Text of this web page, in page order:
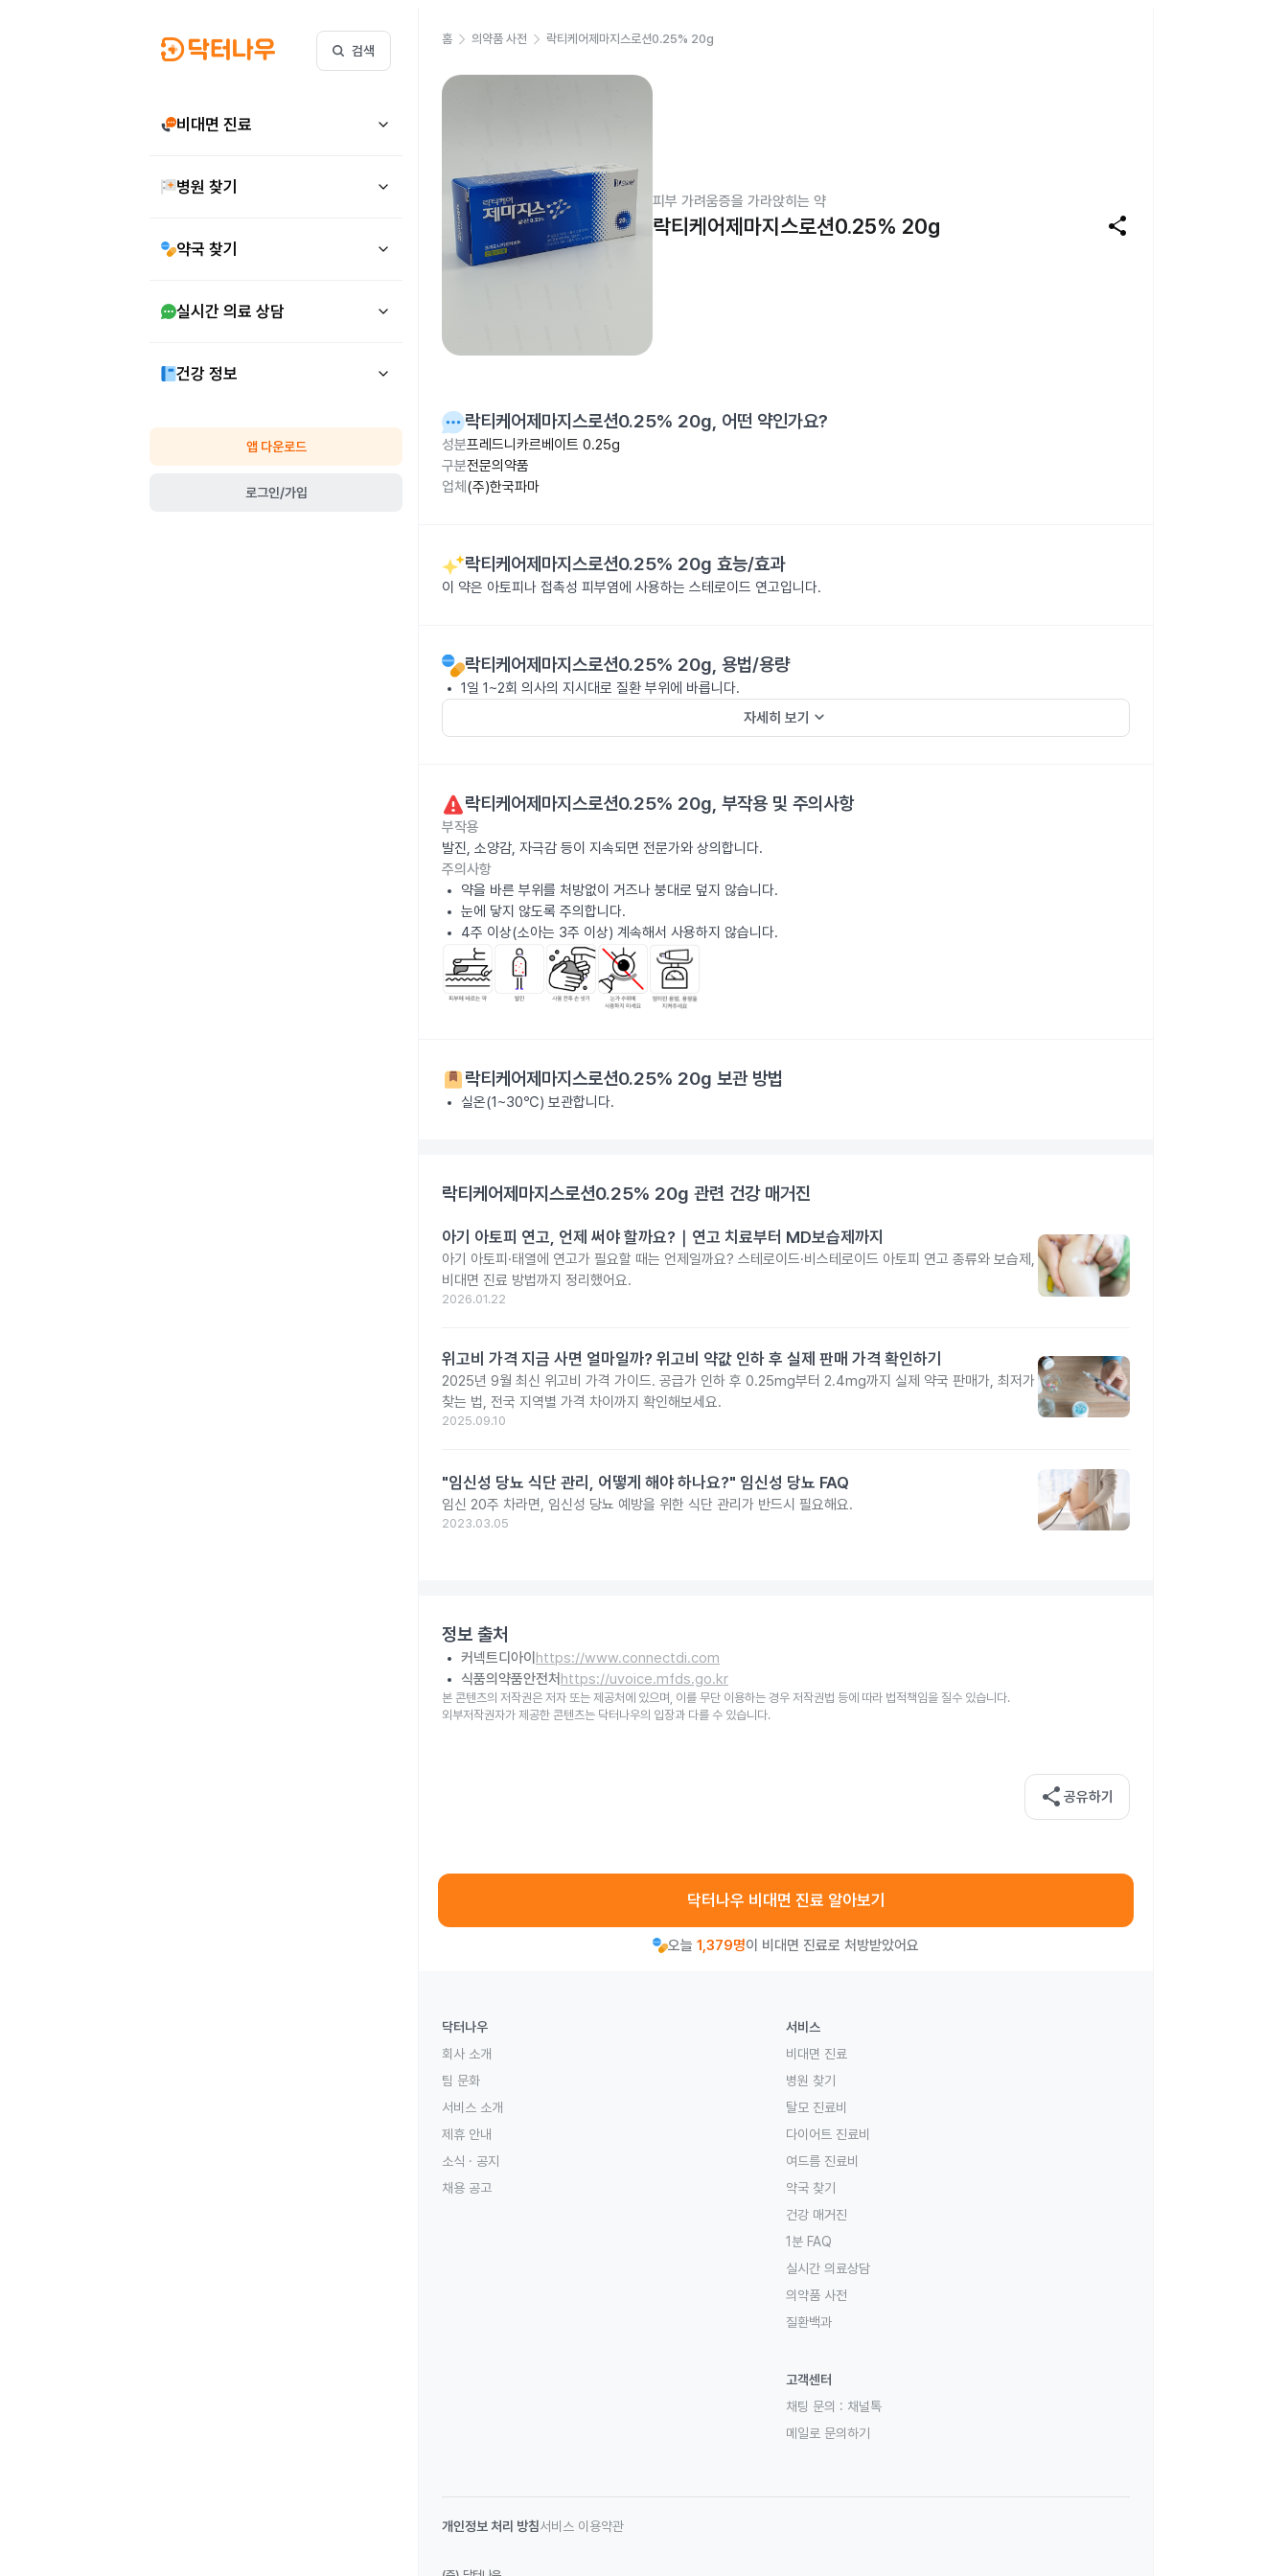
검색
비대면 진료
병원 찾기
약국 찾기
실시간 의료 상담
건강 정보
앱 다운로드
로그인/가입
홈 의약품 사전 락티케어제마지스로션0.25% 20g
피부 가려움증을 가라앉히는 약
락티케어제마지스로션0.25% 20g share
락티케어제마지스로션0.25% 20g, 어떤 약인가요?
성분프레드니카르베이트 0.25g
구분전문의약품
업체 (주)한국파마
락티케어제마지스로션0.25% 20g 효능/효과
이 약은 아토피나 접촉성 피부염에 사용하는 스테로이드 연고입니다.
락티케어제마지스로션0.25% 20g, 용법/용량
1일 1~2회 의사의 지시대로 질환 부위에 바릅니다.
자세히 보기 keyboard_arrow_down
락티케어제마지스로션0.25% 20g, 부작용 및 주의사항
부작용
발진, 소양감, 자극감 등이 지속되면 전문가와 상의합니다.
주의사항
약을 바른 부위를 처방없이 거즈나 붕대로 덮지 않습니다.
눈에 닿지 않도록 주의합니다.
4주 이상(소아는 3주 이상) 계속해서 사용하지 않습니다.
락티케어제마지스로션0.25% 20g 보관 방법
실온(1~30℃) 보관합니다.
락티케어제마지스로션0.25% 20g 관련 건강 매거진
아기 아토피 연고, 언제 써야 할까요?｜연고 치료부터 MD보습제까지
아기 아토피·태열에 연고가 필요할 때는 언제일까요? 스테로이드·비스테로이드 아토피 연고 종류와 보습제,
비대면 진료 방법까지 정리했어요.
2026.01.22
위고비 가격 지금 사면 얼마일까? 위고비 약값 인하 후 실제 판매 가격 확인하기
2025년 9월 최신 위고비 가격 가이드. 공급가 인하 후 0.25mg부터 2.4mg까지 실제 약국 판매가, 최저가
찾는 법, 전국 지역별 가격 차이까지 확인해보세요.
2025.09.10
"임신성 당뇨 식단 관리, 어떻게 해야 하나요?" 임신성 당뇨 FAQ
임신 20주 차라면, 임신성 당뇨 예방을 위한 식단 관리가 반드시 필요해요.
2023.03.05
정보 출처
커넥트디아이 https://www.connectdi.com
식품의약품안전처 https://uvoice.mfds.go.kr
본 콘텐츠의 저작권은 저자 또는 제공처에 있으며, 이를 무단 이용하는 경우 저작권법 등에 따라 법적책임을 질수 있습니다.
외부저작권자가 제공한 콘텐츠는 닥터나우의 입장과 다를 수 있습니다.
share 공유하기
닥터나우 비대면 진료 알아보기
오늘 1,379명이 비대면 진료로 처방받았어요
닥터나우
회사 소개
팀 문화
서비스 소개
제휴 안내
소식 · 공지
채용 공고
서비스
비대면 진료
병원 찾기
탈모 진료비
다이어트 진료비
여드름 진료비
약국 찾기
건강 매거진
1분 FAQ
실시간 의료상담
의약품 사전
질환백과
고객센터
채팅 문의 : 채널톡
메일로 문의하기
개인정보 처리 방침서비스 이용약관